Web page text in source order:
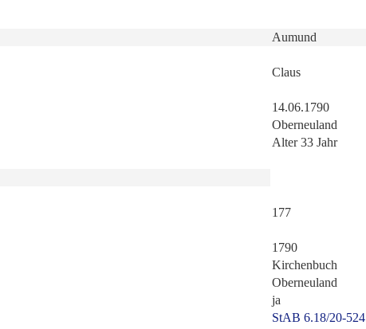
Aumund
Claus
14.06.1790
Oberneuland
Alter 33 Jahr
177
1790
Kirchenbuch
Oberneuland
ja
StAB 6.18/20-524